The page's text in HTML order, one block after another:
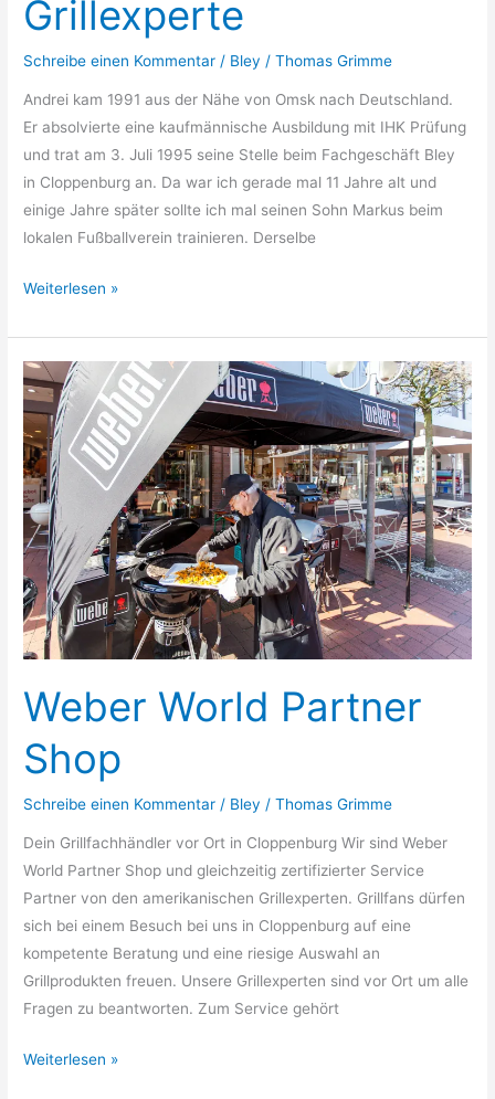
Grillexperte
Schreibe einen Kommentar / Bley /Thomas Grimme
Andrei kam 1991 aus der Nähe von Omsk nach Deutschland.
Er absolvierte eine kaufmännische Ausbildung mit IHK Prüfung
und trat am 3. Juli 1995 seine Stelle beim Fachgeschäft Bley
in Cloppenburg an. Da war ich gerade mal 11 Jahre alt und
einige Jahre später sollte ich mal seinen Sohn Markus beim
lokalen Fußballverein trainieren. Derselbe
Andrei
–
Grillexperte
Weiterlesen »
Weber World Partner
Shop
Schreibe einen Kommentar / Bley /Thomas Grimme
Dein Grillfachhändler vor Ort in Cloppenburg Wir sind Weber
World Partner Shop und gleichzeitig zertifizierter Service
Partner von den amerikanischen Grillexperten. Grillfans dürfen
sich bei einem Besuch bei uns in Cloppenburg auf eine
kompetente Beratung und eine riesige Auswahl an
Grillprodukten freuen. Unsere Grillexperten sind vor Ort um alle
Fragen zu beantworten. Zum Service gehört
Weber
Weiterlesen »